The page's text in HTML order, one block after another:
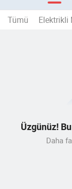
Tümü Elektrikli
Üzgünüz!
Daha